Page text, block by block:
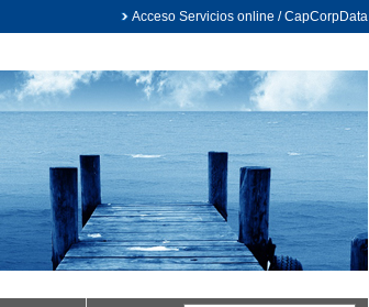
Acceso Servicios online / CapCorpData